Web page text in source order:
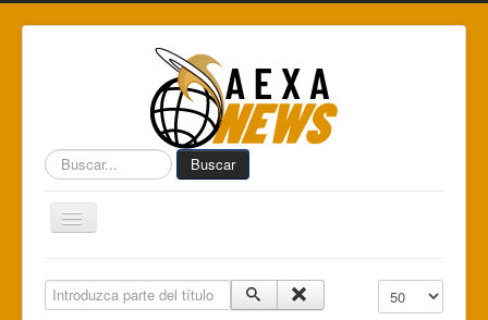
Buscar... Buscar
Toggle
Navigation
Centro de Informática AEXA
Introduzca parte del título Cantidad a